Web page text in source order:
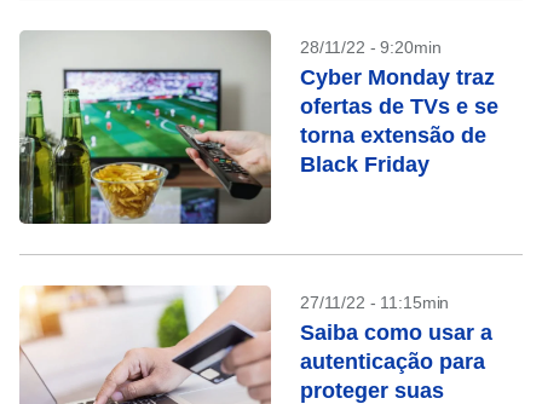
28/11/22 - 9:20min
Cyber Monday traz
ofertas de TVs e se
torna extensão de
Black Friday
27/11/22 - 11:15min
Saiba como usar a
autenticação para
proteger suas